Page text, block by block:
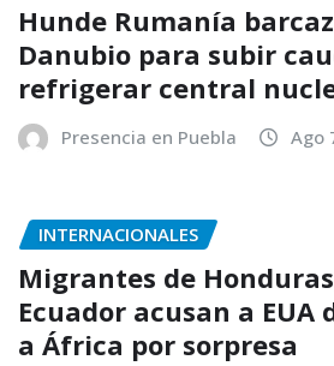
Hunde Rumanía
Danubio para subir
refrigerar central
Presencia en Puebla Ago
INTERNACIONALES
Migrantes de
Ecuador acusan a EUA
a África por sorpresa